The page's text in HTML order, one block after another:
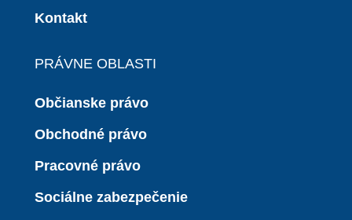
Kontakt
PRÁVNE OBLASTI
Občianske právo
Obchodné právo
Pracovné právo
Sociálne zabezpečenie